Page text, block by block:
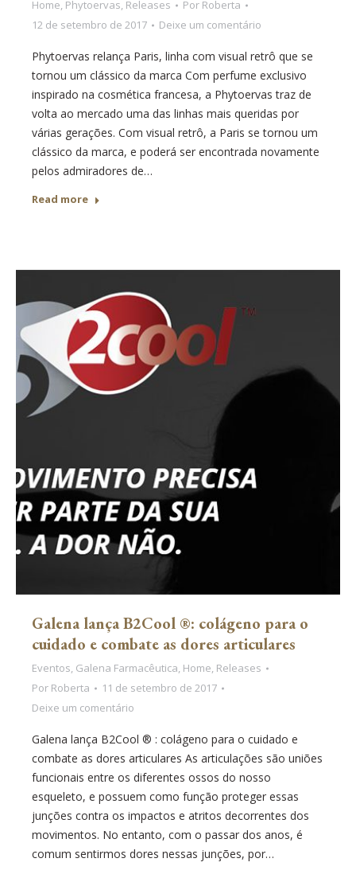
Home, Phytoervas, Releases Por Roberta
12 de setembro de 2017
Deixe um comentário
Phytoervas relança Paris, linha com visual retrô que se
tornou um clássico da marca Com perfume exclusivo
inspirado na cosmética francesa, a Phytoervas traz de
volta ao mercado uma das linhas mais queridas por
várias gerações. Com visual retrô, a Paris se tornou um
clássico da marca, e poderá ser encontrada novamente
pelos admiradores de…
Read more
Galena lança B2Cool ®: colágeno para o
cuidado e combate as dores articulares
Eventos, Galena Farmacêutica, Home, Releases
Por Roberta
11 de setembro de 2017
Deixe um comentário
Galena lança B2Cool ® : colágeno para o cuidado e
combate as dores articulares As articulações são uniões
funcionais entre os diferentes ossos do nosso
esqueleto, e possuem como função proteger essas
junções contra os impactos e atritos decorrentes dos
movimentos. No entanto, com o passar dos anos, é
comum sentirmos dores nessas junções, por…